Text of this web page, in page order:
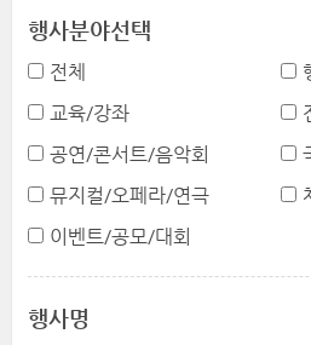
행사분야선택
전체
교육/강좌
공연/콘서트/음악회
뮤지컬/오페라/연극
이벤트/공모/대회
행사명